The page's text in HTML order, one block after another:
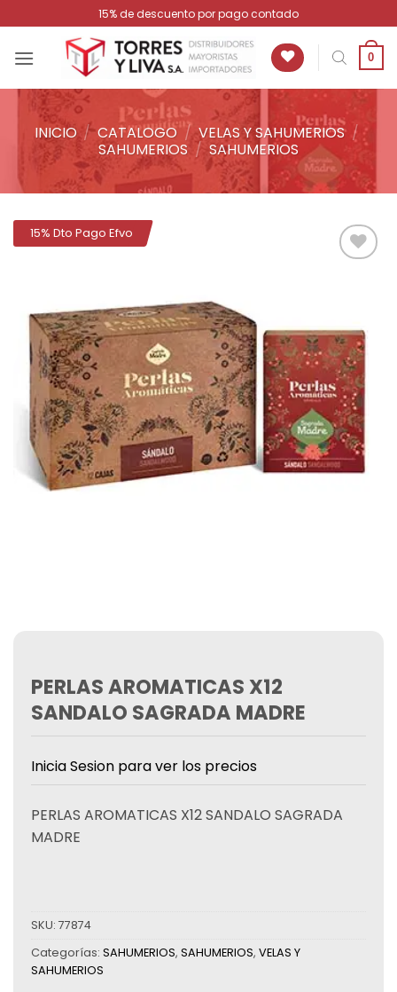
al
contenido
15% de descuento por pago contado
0
INICIO / CATALOGO / VELAS Y SAHUMERIOS /
SAHUMERIOS / SAHUMERIOS
15% Dto Pago Efvo
PERLAS AROMATICAS X12
SANDALO SAGRADA MADRE
Inicia Sesion para ver los precios
PERLAS AROMATICAS X12 SANDALO SAGRADA
MADRE
SKU: 77874
Categorías: SAHUMERIOS, SAHUMERIOS, VELAS Y
SAHUMERIOS